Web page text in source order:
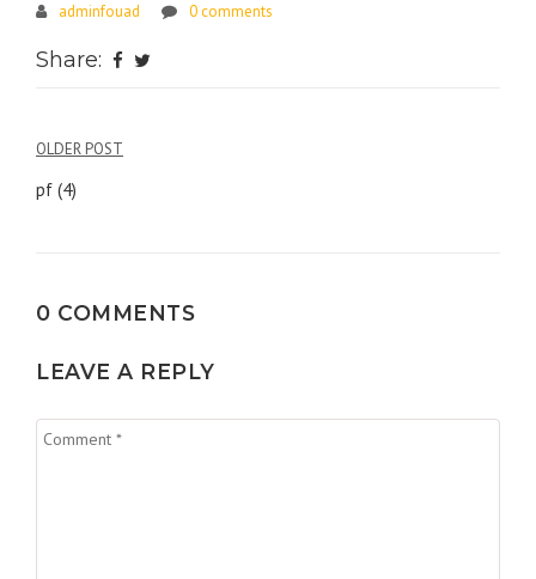
adminfouad 0 comments
Share:
Navigation
de
OLDER POST
pf (4)
0 COMMENTS
LEAVE A REPLY